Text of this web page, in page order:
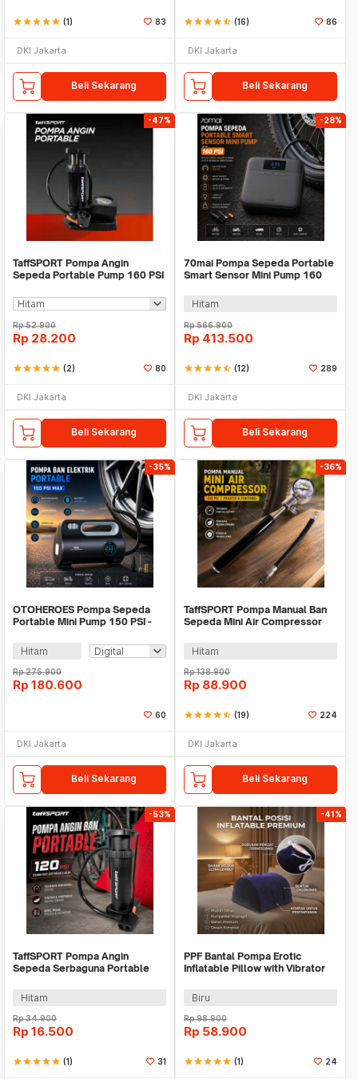
starstarstarstarstar (1) 83
DKI Jakarta
Beli Sekarang
starstarstarstarstar_half (16) 86
DKI Jakarta
Beli Sekarang
-47%
TaffSPORT Pompa Angin
Sepeda Portable Pump 160 PSI
Rp52.900
Rp 28.200
starstarstarstarstar (2) 80
DKI Jakarta
Beli Sekarang
-28%
70mai Pompa Sepeda Portable
Smart Sensor Mini Pump 160
Hitam
Rp566.900
Rp 413.500
starstarstarstarstar_half (12) 289
DKI Jakarta
Beli Sekarang
-35%
OTOHEROES Pompa Sepeda
Portable Mini Pump 150 PSI -
Hitam
Rp275.900
Rp 180.600
60
DKI Jakarta
Beli Sekarang
-36%
TaffSPORT Pompa Manual Ban
Sepeda Mini Air Compressor
Hitam
Rp138.900
Rp 88.900
starstarstarstarstar_half (19) 224
DKI Jakarta
Beli Sekarang
-53%
TaffSPORT Pompa Angin
Sepeda Serbaguna Portable
Hitam
Rp34.900
Rp 16.500
starstarstarstarstar (1) 31
-41%
PPF Bantal Pompa Erotic
Inflatable Pillow with Vibrator
Biru
Rp98.900
Rp 58.900
starstarstarstarstar (1) 24